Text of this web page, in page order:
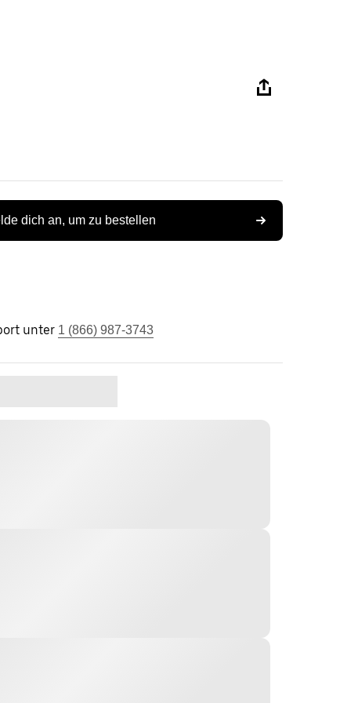
dich an, um zu bestellen
unter 1 (866) 987-3743